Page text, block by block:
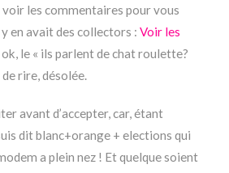
voir les commentaires pour vous
en avait des collectors :Voir les
ok, le « ils parlent de chat roulette?
rire, désolée.
avant d’accepter, car, étant
dit blanc+orange + elections qui
a plein nez ! Et quelque soient